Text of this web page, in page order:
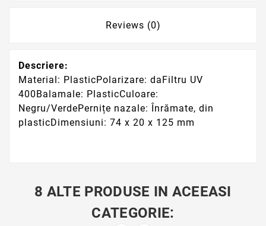
Reviews (0)
Descriere:
Material: PlasticPolarizare: daFiltru UV
400Balamale: PlasticCuloare:
Negru/VerdePernițe nazale: Înrămate, din
plasticDimensiuni: 74 x 20 x 125 mm
8 ALTE PRODUSE IN ACEEASI
CATEGORIE: